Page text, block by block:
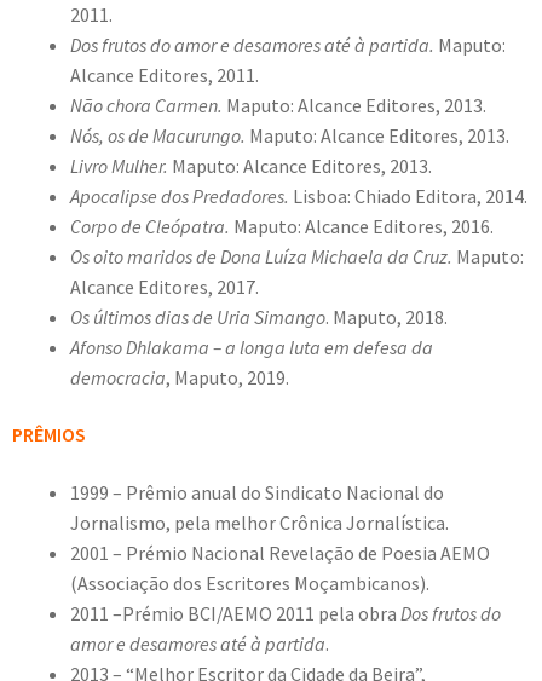
2011.
Dos frutos do amor e desamores até à partida. Maputo:
Alcance Editores, 2011.
Não chora Carmen. Maputo: Alcance Editores, 2013.
Nós, os de Macurungo. Maputo: Alcance Editores, 2013.
Livro Mulher. Maputo: Alcance Editores, 2013.
Apocalipse dos Predadores. Lisboa: Chiado Editora, 2014.
Corpo de Cleópatra. Maputo: Alcance Editores, 2016.
Os oito maridos de Dona Luíza Michaela da Cruz. Maputo:
Alcance Editores, 2017.
Os últimos dias de Uria Simango. Maputo, 2018.
Afonso Dhlakama – a longa luta em defesa da
democracia, Maputo, 2019.
PRÊMIOS
1999 – Prêmio anual do Sindicato Nacional do
Jornalismo, pela melhor Crônica Jornalística.
2001 – Prémio Nacional Revelação de Poesia AEMO
(Associação dos Escritores Moçambicanos).
2011 –Prémio BCI/AEMO 2011 pela obra Dos frutos do
amor e desamores até à partida.
2013 – “Melhor Escritor da Cidade da Beira”,